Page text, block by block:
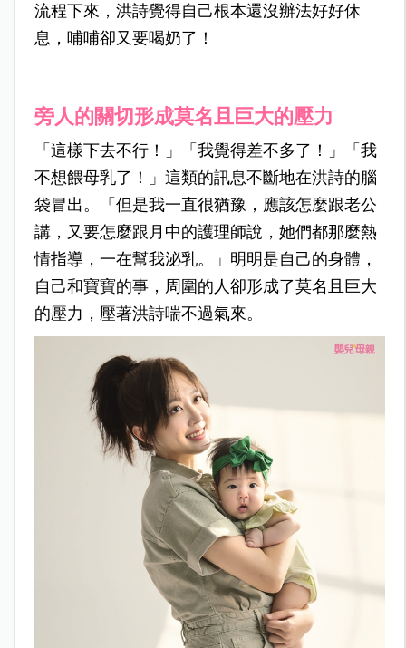
流程下來，洪詩覺得自己根本還沒辦法好好休
息，哺哺卻又要喝奶了！
旁人的關切形成莫名且巨大的壓力
「這樣下去不行！」「我覺得差不多了！」「我
不想餵母乳了！」這類的訊息不斷地在洪詩的腦
袋冒出。「但是我一直很猶豫，應該怎麼跟老公
講，又要怎麼跟月中的護理師說，她們都那麼熱
情指導，一在幫我泌乳。」明明是自己的身體，
自己和寶寶的事，周圍的人卻形成了莫名且巨大
的壓力，壓著洪詩喘不過氣來。